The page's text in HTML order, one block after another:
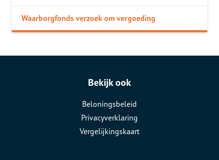
Waarborgfonds verzoek om vergoeding
Bekijk ook
Beloningsbeleid
Privacyverklaring
Vergelijkingskaart